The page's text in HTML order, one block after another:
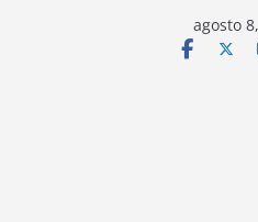
agosto